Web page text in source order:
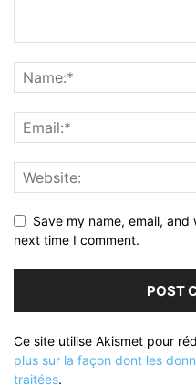
Save my name, email,
next time I comment.
Ce site utilise Akismet pour
plus sur la façon dont les
traitées.